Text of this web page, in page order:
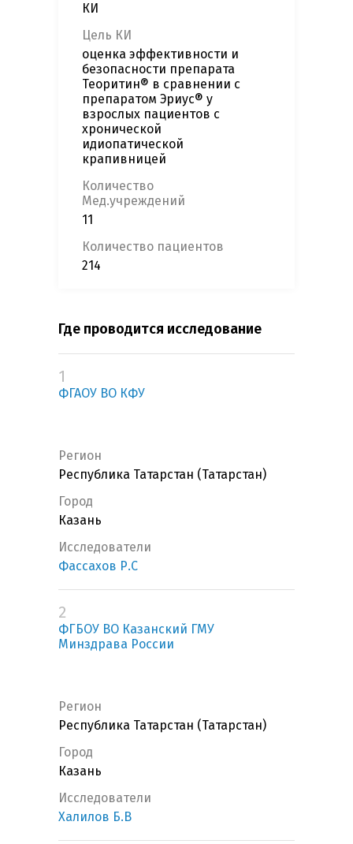
КИ
Цель КИ
оценка эффективности и
безопасности препарата
Теоритин® в сравнении с
препаратом Эриус® у
взрослых пациентов с
хронической
идиопатической
крапивницей
Количество
Мед.учреждений
11
Количество пациентов
214
Где проводится исследование
1
ФГАОУ ВО КФУ
Регион
Республика Татарстан (Татарстан)
Город
Казань
Исследователи
Фассахов Р.С
2
ФГБОУ ВО Казанский ГМУ
Минздрава России
Регион
Республика Татарстан (Татарстан)
Город
Казань
Исследователи
Халилов Б.В